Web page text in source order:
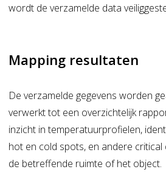
wordt de verzamelde data
Mapping resultaten
De verzamelde gegevens worden
verwerkt tot een overzichtelijk
inzicht in temperatuurprofielen,
hot en cold spots, en andere critical
de betreffende ruimte of het object.